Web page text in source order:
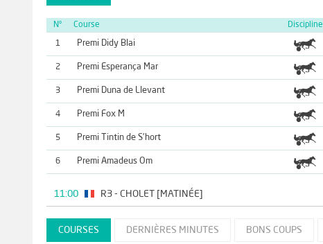
N° Course Discipline
1 Premi Didy Blai
2 Premi Esperança Mar
3 Premi Duna de Llevant
4 Premi Fox M
5 Premi Tintin de S'hort
6 Premi Amadeus Om
11:00 R3 - CHOLET [MATINÉE]
COURSES DERNIÈRES MINUTES BONS COUPS